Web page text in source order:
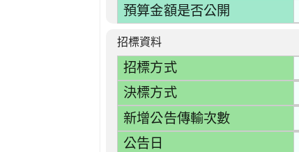
預算金額是否公開
招標資料
招標方式
決標方式
新增公告傳輸次數
公告日